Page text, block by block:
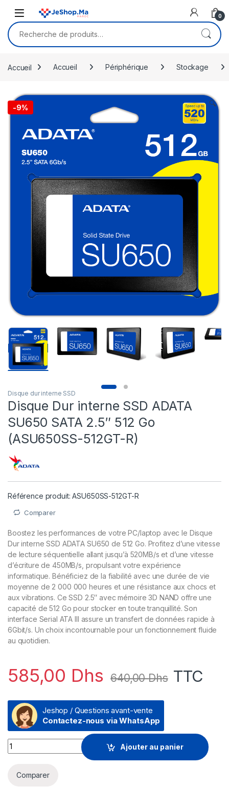
0
Recherche pour :
Accueil Accueil Périphérique Stockage
-9% 🔍
Disque dur interne SSD
Disque Dur interne SSD ADATA
SU650 SATA 2.5″ 512 Go
(ASU650SS-512GT-R)
Référence produit: ASU650SS-512GT-R
Comparer
Boostez les performances de votre PC/laptop avec le Disque
Dur interne SSD ADATA SU650 de 512 Go. Profitez d’une vitesse
de lecture séquentielle allant jusqu’à 520MB/s et d’une vitesse
d’écriture de 450MB/s, propulsant votre expérience
informatique. Bénéficiez de la fiabilité avec une durée de vie
moyenne de 2 000 000 heures et une résistance aux chocs et
aux vibrations. Ce SSD 2.5″ avec mémoire 3D NAND offre une
capacité de 512 Go pour stocker en toute tranquillité. Son
interface Serial ATA III assure un transfert de données rapide à
6Gbit/s. Un choix incontournable pour un fonctionnement fluide
au quotidien.
585,00 Dhs 640,00Dhs TTC
Jeshop / Questions avant-vente
Contactez-nous via WhatsApp
Disque Dur interne SSD ADATA SU650 SATA 2.5" 512 Go
Ajouter au panier
Comparer